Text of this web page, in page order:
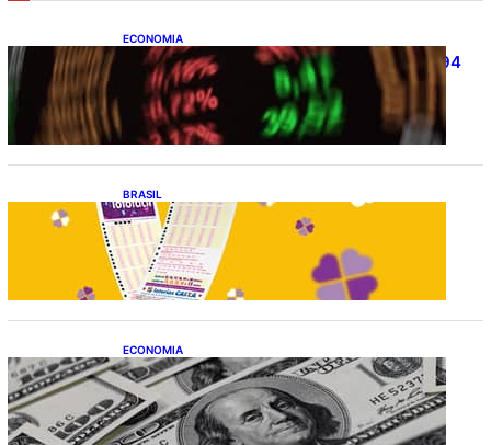
ECONOMIA
Ibovespa fecha último pregão aos 172.494
pontos
BRASIL
Resultado da lotofácil 3756: sorteio de
sexta-feira (07/08/2026)
ECONOMIA
Dólar fecha o último pregão cotado a R$
5,08